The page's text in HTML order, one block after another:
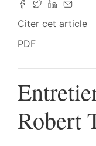
Citer cet article
PDF
Robert